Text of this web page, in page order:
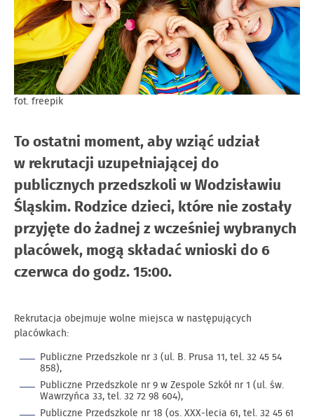
fot. freepik
To ostatni moment, aby wziąć udział
w rekrutacji uzupełniającej do
publicznych przedszkoli w Wodzisławiu
Śląskim. Rodzice dzieci, które nie zostały
przyjęte do żadnej z wcześniej wybranych
placówek, mogą składać wnioski do 6
czerwca do godz. 15:00.
Rekrutacja obejmuje wolne miejsca w następujących
placówkach:
Publiczne Przedszkole nr 3 (ul. B. Prusa 11, tel. 32 45 54
858),
Publiczne Przedszkole nr 9 w Zespole Szkół nr 1 (ul. św.
Wawrzyńca 33, tel. 32 72 98 604),
Publiczne Przedszkole nr 18 (os. XXX-lecia 61, tel. 32 45 61